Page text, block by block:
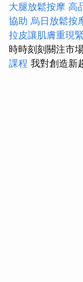
大腿放鬆按摩 高
協助 烏日放鬆按
拉皮讓肌膚重現
時時刻刻關注市
課程 我對創造新